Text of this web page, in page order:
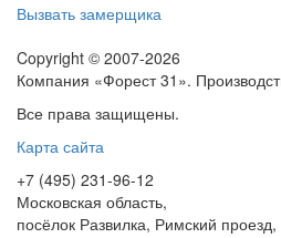
Вызвать замерщика
Copyright © 2007-2026
Компания «Форест 31».
Все права защищены.
Карта сайта
+7 (495) 231-96-12
Московская область,
посёлок Развилка, Римский